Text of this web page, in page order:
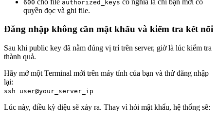
600 authorized_keys
quyền đọc và ghi file.
Đăng nhập không cần mật khẩu và kiểm tra kết nối
Sau khi public key đã nằm đúng vị trí trên server, giờ là lúc kiểm tra
thành quả.
Hãy mở một Terminal mới trên máy tính của bạn và thử đăng nhập
lại:
ssh user@your_server_ip
Lúc này, điều kỳ diệu sẽ xảy ra. Thay vì hỏi mật khẩu, hệ thống sẽ: